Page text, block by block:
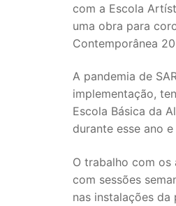
com a Escola
uma obra para
Contemporânea
A pandemia de
implementação,
Escola Básica da
durante esse ano
O trabalho com os
com sessões
nas instalações da